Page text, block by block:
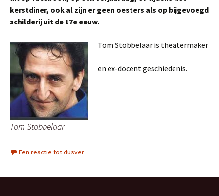
kerstdiner, ook al zijn er geen oesters als op bijgevoegd
schilderij uit de 17e eeuw.
Tom Stobbelaar
Tom Stobbelaar is theatermaker
en ex-docent geschiedenis.
Een reactie tot dusver